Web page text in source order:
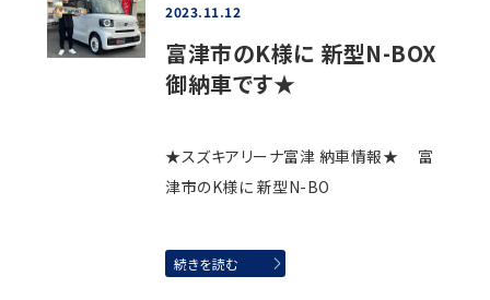
2023.11.12
富津市のK様に 新型N-BOX
御納車です★
★スズキアリーナ富津 納車情報★ 富
津市のK様に 新型N-BO
続きを読む